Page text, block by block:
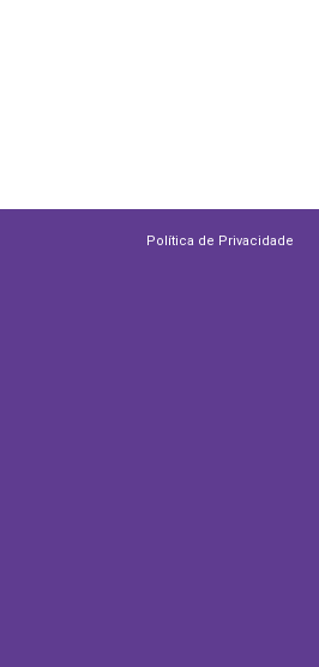
Política de Privacidade